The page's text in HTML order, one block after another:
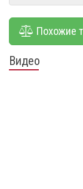
Похожие
Видео